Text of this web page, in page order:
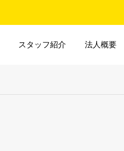
スタッフ紹介 法人概要